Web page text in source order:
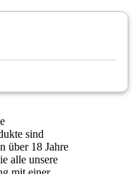
sind
über 18 Jahre
alle unsere